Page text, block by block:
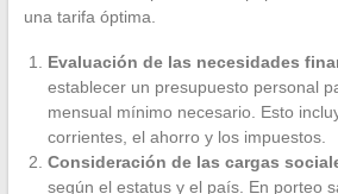
una tarifa óptima.
Evaluación de las necesidades
establecer un presupuesto personal
mensual mínimo necesario. Esto
corrientes, el ahorro y los impuestos.
Consideración de las cargas
según el estatus y el país. En porteo